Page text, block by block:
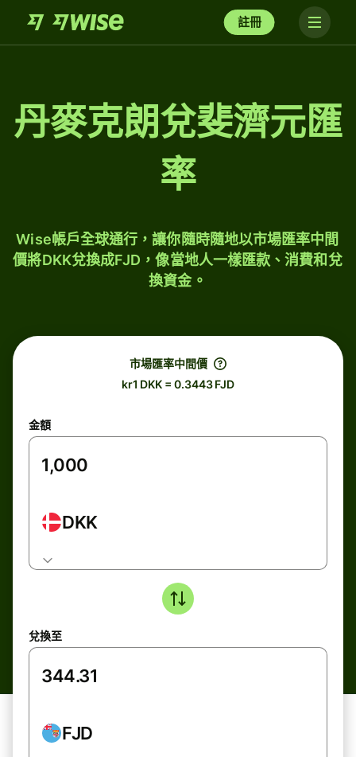
註冊
丹麥克朗兌斐濟元匯
率
Wise帳戶全球通行，讓你隨時隨地以市場匯率中間
價將DKK兌換成FJD，像當地人一樣匯款、消費和兌
換資金。
市場匯率中間價
kr1 DKK = 0.3443 FJD
金額
DKK
兌換至
FJD